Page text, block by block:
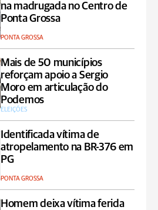
na madrugada no Centro de
Ponta Grossa
PONTA GROSSA
Mais de 50 municípios
reforçam apoio a Sergio
Moro em articulação do
Podemos
ELEIÇÕES
Identificada vítima de
atropelamento na BR-376 em
PG
PONTA GROSSA
Homem deixa vítima ferida